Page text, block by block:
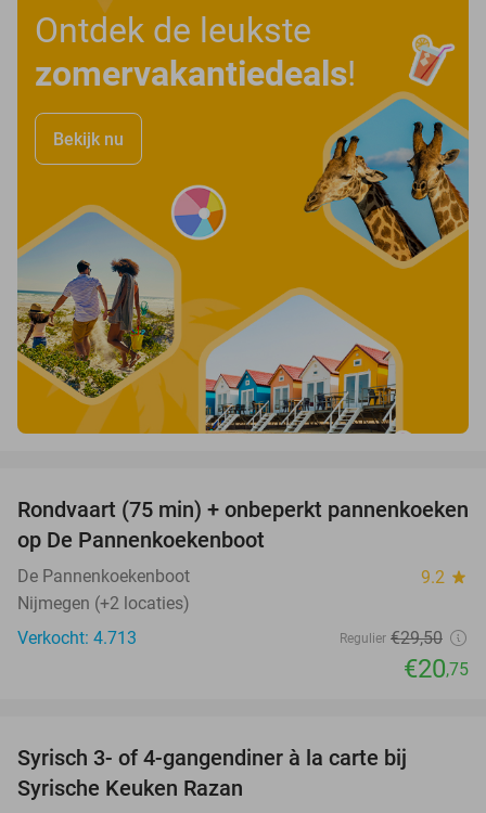
Ontdek de leukste
zomervakantiedeals!
Bekijk nu
30%
Rondvaart (75 min) + onbeperkt pannenkoeken
op De Pannenkoekenboot
De Pannenkoekenboot 9.2 star
Nijmegen (+2 locaties)
Verkocht: 4.713
Regulier €29,50
€20,75
Syrisch 3- of 4-gangendiner à la carte bij
Syrische Keuken Razan